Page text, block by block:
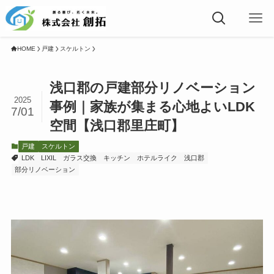
HOME 戸建 スケルトン
浅口郡の戸建部分リノベーション
事例｜家族が集まる心地よいLDK
空間【浅口郡里庄町】
2025
7/01
戸建
スケルトン
LDK
LIXIL ガラス交換 キッチン ホテルライク
浅口郡
部分リノベーション